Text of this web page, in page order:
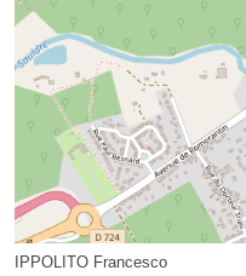
IPPOLITO Francesco